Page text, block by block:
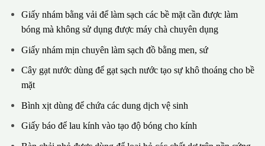
Giấy nhám bằng vải để làm sạch các bề mặt cần được làm
bóng mà không sử dụng được máy chà chuyên dụng
Giấy nhám mịn chuyên làm sạch đồ bằng men, sứ
Cây gạt nước dùng để gạt sạch nước tạo sự khô thoáng cho bề
mặt
Bình xịt dùng để chứa các dung dịch vệ sinh
Giấy báo để lau kính vào tạo độ bóng cho kính